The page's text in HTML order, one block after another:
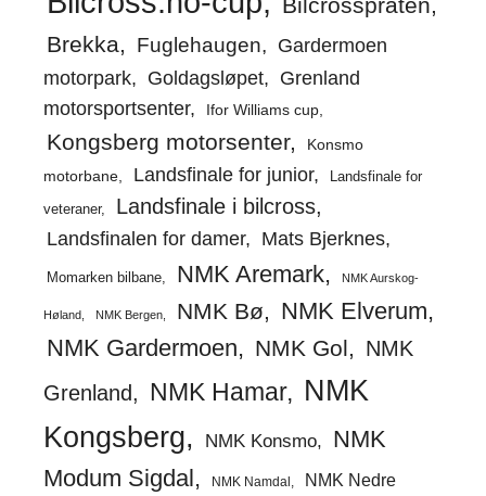
Brekka
Fuglehaugen
Gardermoen
motorpark
Goldagsløpet
Grenland
motorsportsenter
Ifor Williams cup
Kongsberg motorsenter
Konsmo
motorbane
Landsfinale for junior
Landsfinale for
veteraner
Landsfinale i bilcross
Landsfinalen for damer Mats Bjerknes
Momarken bilbane NMK Aremark NMK Aurskog-
Høland NMK Bergen NMK Bø NMK Elverum
NMK Gardermoen NMK Gol
NMK
Grenland
NMK Hamar
NMK
Kongsberg
NMK Konsmo
NMK
Modum Sigdal
NMK Namdal
NMK Nedre